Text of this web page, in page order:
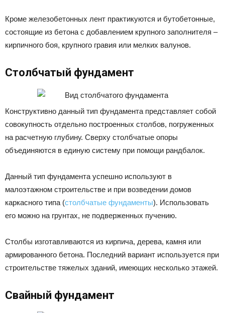
Кроме железобетонных лент практикуются и бутобетонные,
состоящие из бетона с добавлением крупного заполнителя –
кирпичного боя, крупного гравия или мелких валунов.
Столбчатый фундамент
Конструктивно данный тип фундамента представляет собой
совокупность отдельно построенных столбов, погруженных
на расчетную глубину. Сверху столбчатые опоры
объединяются в единую систему при помощи рандбалок.
Данный тип фундамента успешно используют в
малоэтажном строительстве и при возведении домов
каркасного типа (столбчатые фундаменты). Использовать
его можно на грунтах, не подверженных пучению.
Столбы изготавливаются из кирпича, дерева, камня или
армированного бетона. Последний вариант используется при
строительстве тяжелых зданий, имеющих несколько этажей.
Свайный фундамент